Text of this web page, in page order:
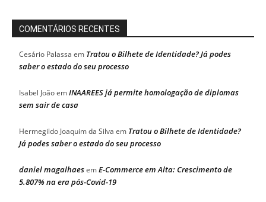
COMENTÁRIOS RECENTES
Cesário Palassa em Tratou o Bilhete de Identidade? Já podes
saber o estado do seu processo
Isabel JoãoemINAAREES já permite homologação de diplomas
sem sair de casa
Hermegildo Joaquim da Silva em Tratou o Bilhete de Identidade?
Já podes saber o estado do seu processo
daniel magalhaesemE-Commerce em Alta: Crescimento de
5.807% na era pós-Covid-19